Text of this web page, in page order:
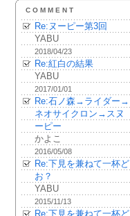
COMMENT
Re:ヌーピー第3回
YABU
2018/04/23
Re:紅白の結果
YABU
2017/01/01
Re:石ノ森→ライダー→
ネオサイクロン→スヌ
ーピー
かよこ
2016/05/08
Re:下見を兼ねて一杯ど
お？
YABU
2015/11/13
Re:下見を兼ねて一杯ど